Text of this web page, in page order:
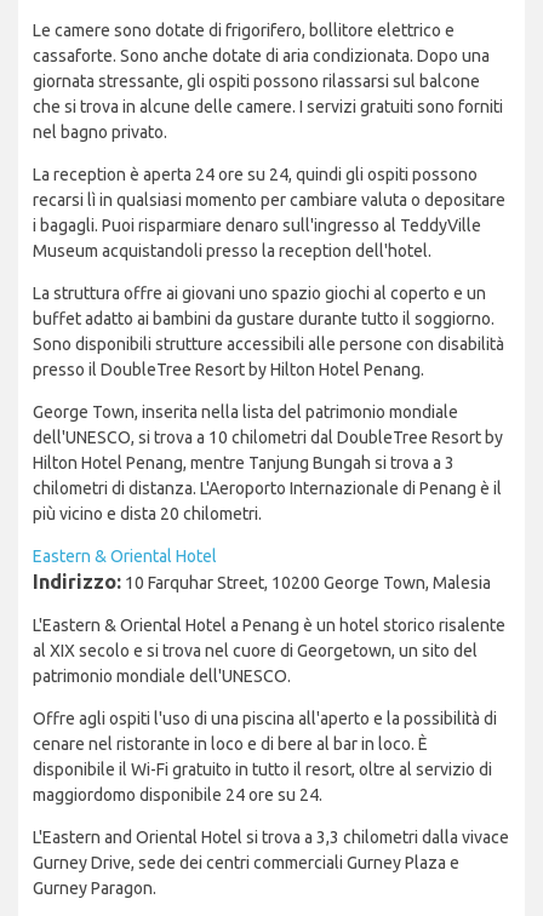
Le camere sono dotate di frigorifero, bollitore elettrico e
cassaforte. Sono anche dotate di aria condizionata. Dopo una
giornata stressante, gli ospiti possono rilassarsi sul balcone
che si trova in alcune delle camere. I servizi gratuiti sono forniti
nel bagno privato.
La reception è aperta 24 ore su 24, quindi gli ospiti possono
recarsi lì in qualsiasi momento per cambiare valuta o depositare
i bagagli. Puoi risparmiare denaro sull'ingresso al TeddyVille
Museum acquistandoli presso la reception dell'hotel.
La struttura offre ai giovani uno spazio giochi al coperto e un
buffet adatto ai bambini da gustare durante tutto il soggiorno.
Sono disponibili strutture accessibili alle persone con disabilità
presso il DoubleTree Resort by Hilton Hotel Penang.
George Town, inserita nella lista del patrimonio mondiale
dell'UNESCO, si trova a 10 chilometri dal DoubleTree Resort by
Hilton Hotel Penang, mentre Tanjung Bungah si trova a 3
chilometri di distanza. L'Aeroporto Internazionale di Penang è il
più vicino e dista 20 chilometri.
Eastern & Oriental Hotel
Indirizzo: 10 Farquhar Street, 10200 George Town, Malesia
L'Eastern & Oriental Hotel a Penang è un hotel storico risalente
al XIX secolo e si trova nel cuore di Georgetown, un sito del
patrimonio mondiale dell'UNESCO.
Offre agli ospiti l'uso di una piscina all'aperto e la possibilità di
cenare nel ristorante in loco e di bere al bar in loco. È
disponibile il Wi-Fi gratuito in tutto il resort, oltre al servizio di
maggiordomo disponibile 24 ore su 24.
L'Eastern and Oriental Hotel si trova a 3,3 chilometri dalla vivace
Gurney Drive, sede dei centri commerciali Gurney Plaza e
Gurney Paragon.